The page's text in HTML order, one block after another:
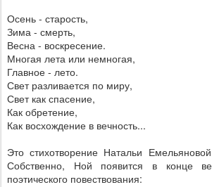
Осень - старость,
Зима - смерть,
Весна - воскресение.
Многая лета или немногая,
Главное - лето.
Свет разливается по миру,
Свет как спасение,
Как обретение,
Как восхождение в вечность...
Это стихотворение Натальи
Собственно, Ной появится в конце
поэтического повествования: